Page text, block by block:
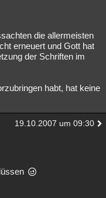
die allermeisten
erneuert und Gott hat
der Schriften im
habt, hat keine
19.10.2007 um 09:30